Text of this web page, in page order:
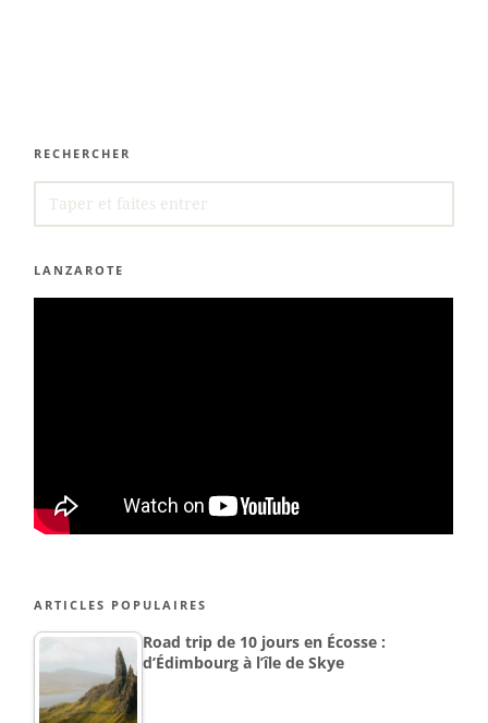
RECHERCHER
FOR:
LANZAROTE
ARTICLES POPULAIRES
Road trip de 10 jours en Écosse :
d’Édimbourg à l’île de Skye